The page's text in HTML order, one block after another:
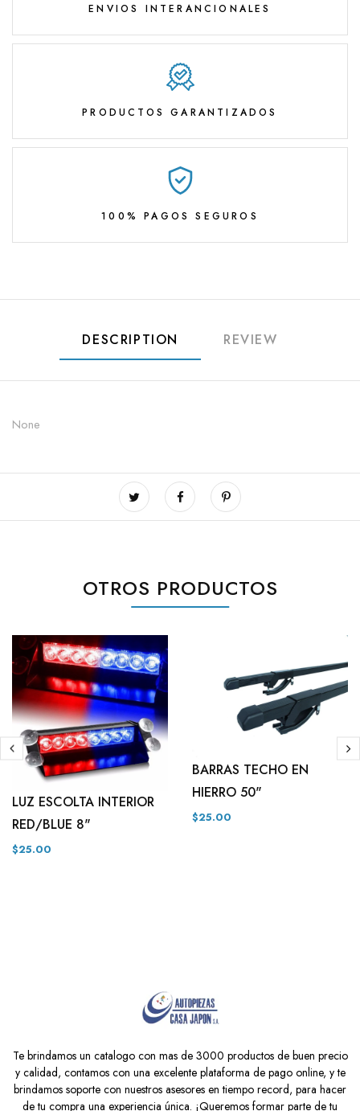
ENVIOS INTERANCIONALES
PRODUCTOS GARANTIZADOS
100% PAGOS SEGUROS
DESCRIPTION REVIEW
None
OTROS PRODUCTOS
LUZ ESCOLTA INTERIOR
RED/BLUE 8"
$25.00
BARRAS TECHO EN
HIERRO 50"
$25.00
Te brindamos un catalogo con mas de 3000 productos de buen precio
y calidad, contamos con una excelente plataforma de pago online, y te
brindamos soporte con nuestros asesores en tiempo record, para hacer
de tu compra una experiencia única. ¡Queremos formar parte de tu